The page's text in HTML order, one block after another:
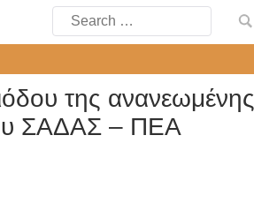
Search
for:
της ανανεωμένης
ΣΑΔΑΣ – ΠΕΑ